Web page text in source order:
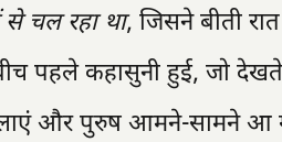
चल रहा था, जिसने बीती
पहले कहासुनी हुई, जो
और पुरुष आमने-सामने